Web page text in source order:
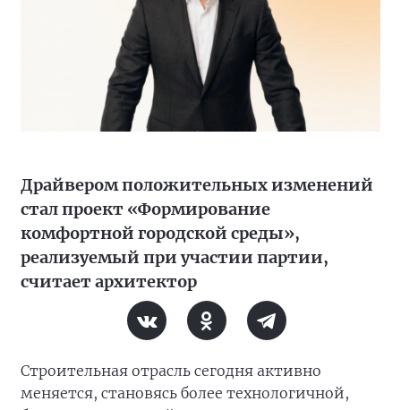
Драйвером положительных изменений
стал проект «Формирование
комфортной городской среды»,
реализуемый при участии партии,
считает архитектор
Строительная отрасль сегодня активно
меняется, становясь более технологичной,